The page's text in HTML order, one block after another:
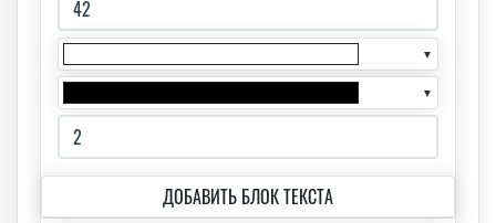
▼
▼
ДОБАВИТЬ БЛОК ТЕКСТА